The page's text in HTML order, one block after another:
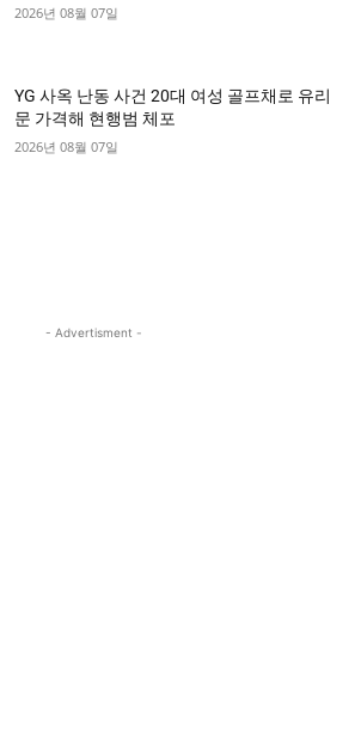
2026년 08월 07일
YG 사옥 난동 사건 20대 여성 골프채로 유리
문 가격해 현행범 체포
2026년 08월 07일
- Advertisment -